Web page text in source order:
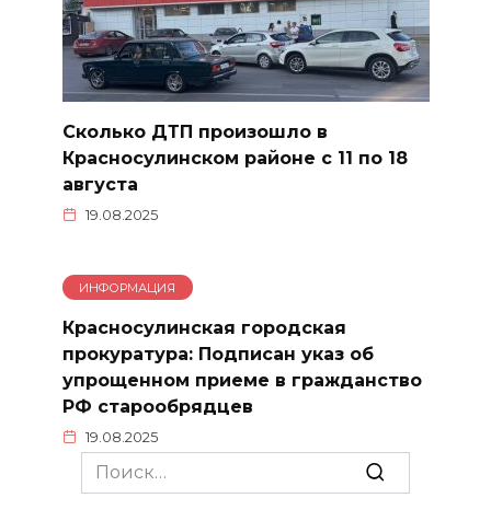
Сколько ДТП произошло в
Красносулинском районе с 11 по 18
августа
19.08.2025
ИНФОРМАЦИЯ
Красносулинская городская
прокуратура: Подписан указ об
упрощенном приеме в гражданство
РФ старообрядцев
19.08.2025
Search
for: